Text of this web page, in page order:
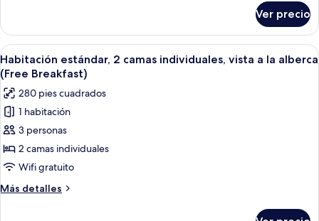
vista
la
alberca
(Free
Breakfast)
estándar,
cama
King
size,
vista
a
la
alberca
(Free
Ver precio
Abrir
todas
las
fotos
de
Habitación
estándar,
2
camas
individuales,
Habitación de hotel con dos camas,
7
Habitación estándar, 2 camas individuales, vista a la alberca
(Free Breakfast)
280 pies cuadrados
1 habitación
3 personas
2 camas individuales
Wifi gratuito
Más detalles
Más